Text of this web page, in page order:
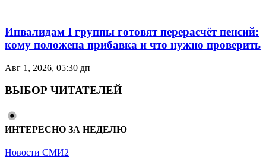
Инвалидам I группы готовят перерасчёт пенсий:
кому положена прибавка и что нужно проверить
Авг 1, 2026, 05:30 дп
ВЫБОР ЧИТАТЕЛЕЙ
ИНТЕРЕСНО ЗА НЕДЕЛЮ
Новости СМИ2